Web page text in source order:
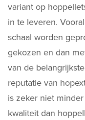
variant op
in te leveren.
schaal worden
gekozen en dan
van de
reputatie van
is zeker niet
kwaliteit dan